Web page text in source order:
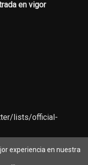
en vigor
lists/official-
experiencia en nuestra